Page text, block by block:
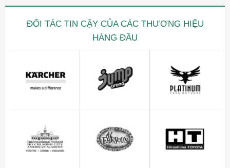
ĐỐI TÁC TIN CẬY CỦA CÁC THƯƠNG HIỆU
HÀNG ĐẦU